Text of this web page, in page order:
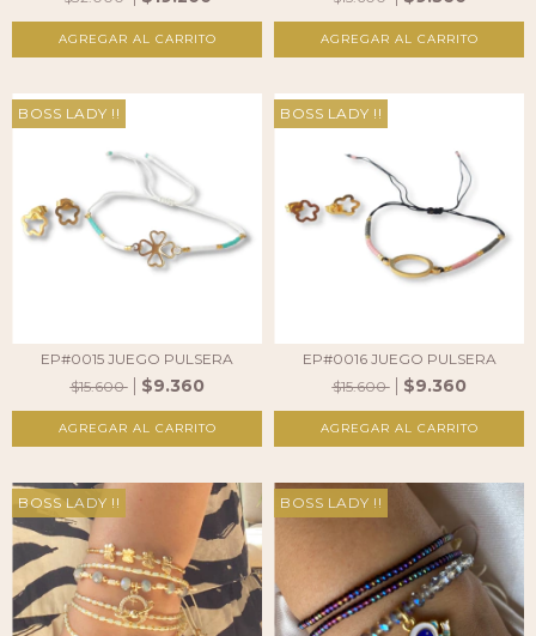
AGREGAR AL CARRITO
BOSS LADY !!
EP#0015 JUEGO PULSERA
$15.600
$9.360
BOSS LADY !!
EP#0016 JUEGO PULSERA
$15.600
$9.360
BOSS LADY !! BOSS LADY !!